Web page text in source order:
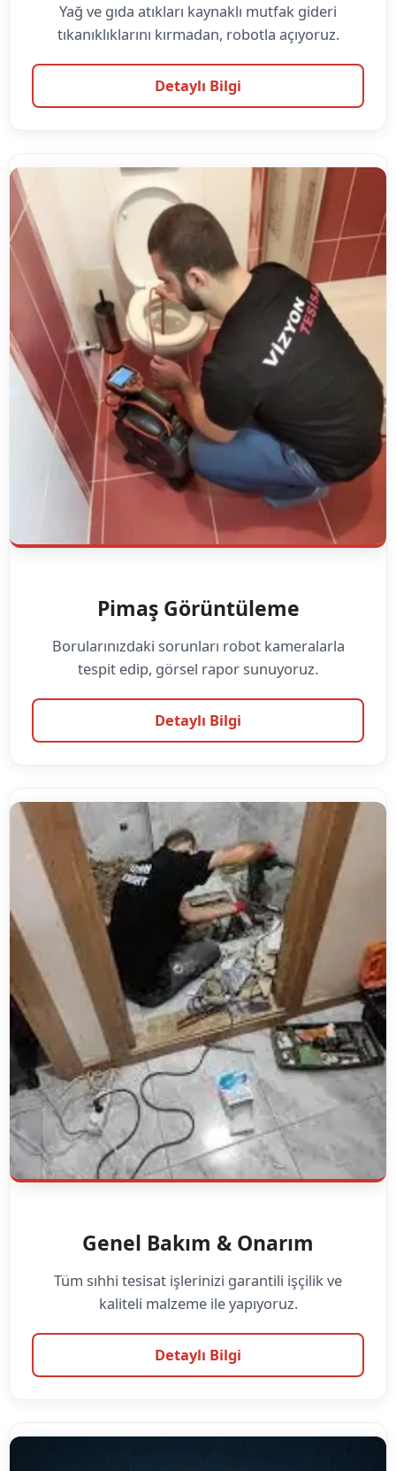
Yağ ve gıda atıkları kaynaklı mutfak gideri
tıkanıklıklarını kırmadan, robotla açıyoruz.
Detaylı Bilgi
Pimaş Görüntüleme
Borularınızdaki sorunları robot kameralarla
tespit edip, görsel rapor sunuyoruz.
Detaylı Bilgi
Genel Bakım & Onarım
Tüm sıhhi tesisat işlerinizi garantili işçilik ve
kaliteli malzeme ile yapıyoruz.
Detaylı Bilgi